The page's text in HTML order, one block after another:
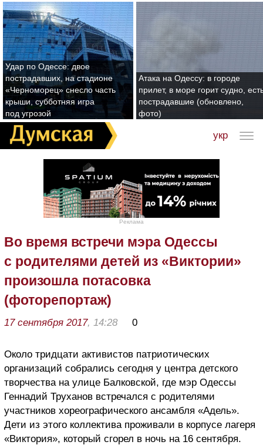
Удар по Одессе: двое
пострадавших, на стадионе
«Черноморец» снесло часть
крыши, субботняя игра
под угрозой
Атака на Одессу: в городе
прилет, в море горит судно,
пострадавшие (обновлено,
фото)
укр
Реклама
Во время встречи мэра Одессы
с родителями детей из «Виктории»
произошла потасовка
(фоторепортаж)
17 сентября 2017, 14:28 0
Около тридцати активистов патриотических
организаций собрались сегодня у центра детского
творчества на улице Балковской, где мэр Одессы
Геннадий Труханов встречался с родителями
участников хореографического ансамбля «Адель».
Дети из этого коллектива проживали в корпусе лагеря
«Виктория», который сгорел в ночь на 16 сентября.